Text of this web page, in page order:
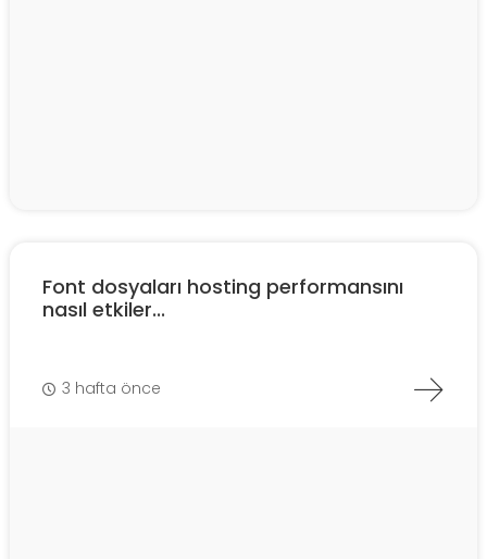
Font dosyaları hosting performansını
nasıl etkiler...
3 hafta önce